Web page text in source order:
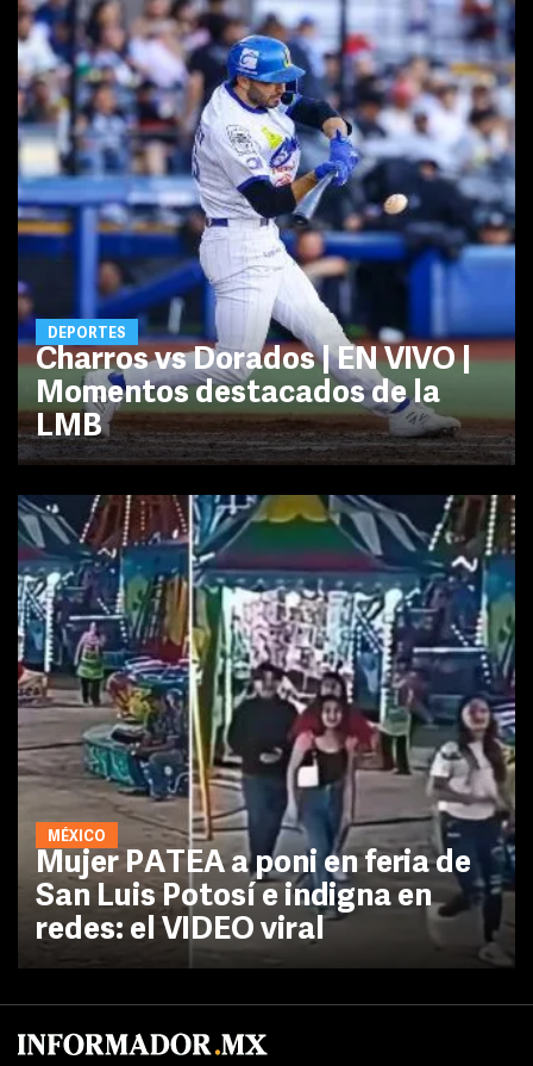
DEPORTES
Charros vs Dorados | EN VIVO |
Momentos destacados de la
LMB
MÉXICO
Mujer PATEA a poni en feria de
San Luis Potosí e indigna en
redes: el VIDEO viral